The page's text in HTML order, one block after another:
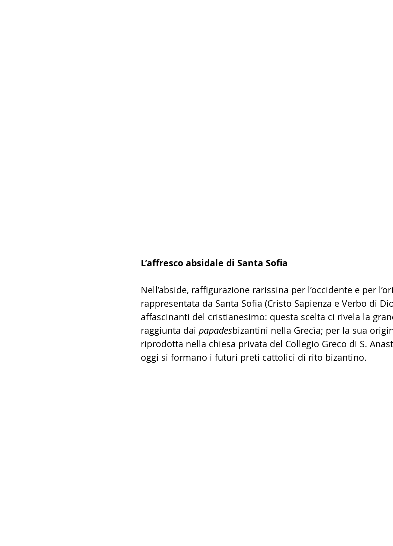
L’affresco absidale di Santa Sofia
Nell’abside, raffigurazione rarissina per l’occidente e per
rappresentata da Santa Sofia (Cristo Sapienza e Verbo di
affascinanti del cristianesimo: questa scelta ci rivela la
raggiunta dai papadesbizantini nella Grecìa; per la sua
riprodotta nella chiesa privata del Collegio Greco di S.
oggi si formano i futuri preti cattolici di rito bizantino.